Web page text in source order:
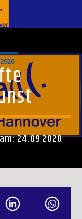
24.09.2020